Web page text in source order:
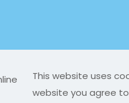
Reserved |
This website uses
website you agree